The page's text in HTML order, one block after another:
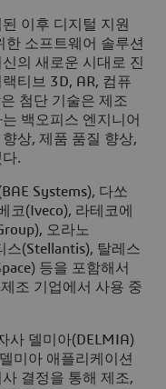
이후 디지털 지원
한 소프트웨어 솔루션
의 새로운 시대로 진
티브 3D, AR, 컴퓨
첨단 기술은 제조
백오피스 엔지니어
상, 제품 품질 향상,
.
Systems), 다쏘
코(Iveco), 라테코에
오라노
스(Stellantis), 탈레스
등을 포함해서
조 기업에서 사용 중
사 델미아(DELMIA)
미아 애플리케이션
결정을 통해 제조,